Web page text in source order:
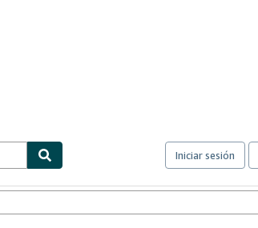
Iniciar sesión